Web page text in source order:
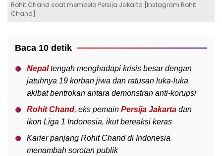
Rohit Chand saat membela Persija Jakarta [Instagram Rohit
Chand]
Baca 10 detik
Nepaltengah menghadapi krisis besar dengan
jatuhnya 19 korban jiwa dan ratusan luka-luka
akibat bentrokan antara demonstran anti-korupsi
Rohit Chand, eks pemain Persija Jakarta dan
ikon Liga 1 Indonesia, ikut bereaksi keras
Karier panjang Rohit Chand di Indonesia
menambah sorotan publik